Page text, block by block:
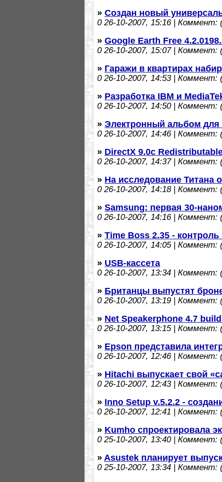
» Создан новый
026-10-2007, 15:16 | Коммент:
» Google Earth Free
026-10-2007, 15:07 | Коммент:
» Гаражи в квартирах
026-10-2007, 14:53 | Коммент:
» Разработка IBM и
026-10-2007, 14:50 | Коммент:
» Электронный альбом для
026-10-2007, 14:46 | Коммент:
» DirectX 9.0c
026-10-2007, 14:37 | Коммент:
» На исследование Титана
026-10-2007, 14:18 | Коммент:
» Samsung: первая 30-
026-10-2007, 14:16 | Коммент:
» Time Boss 2.35 -
026-10-2007, 14:05 | Коммент:
» USB-кассета
026-10-2007, 13:34 | Коммент:
» Британцы выпустят
026-10-2007, 13:19 | Коммент:
» Net Speakerphone 4.7
026-10-2007, 13:15 | Коммент:
» Epson представила
026-10-2007, 12:46 | Коммент:
» Hitachi выпускает свой
026-10-2007, 12:43 | Коммент:
» Inno Setup v.5.2.2 -
026-10-2007, 12:41 | Коммент:
» Kumho спроектировала
025-10-2007, 13:40 | Коммент:
» Asustek планирует
025-10-2007, 13:34 | Коммент: